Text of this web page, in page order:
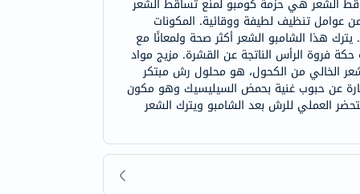
الكحول 125 مل، العبوة الترويجية المضادة لتساقط الشعر هي حزمة كومبو لمنع تساقط الشعر
عوامل تنظيف لطيفة ووقائية. المكونات
دون إرهاق شعرك. يترك هذا الشامبو الشعر أكثر صحة ولمعانًا مع
فروة الرأس الناتجة عن القشرة. مزيج مواد
الخالي من الكحول، هو محلول رش مبتكر
عن حبوب غنية بحمض السيليسيك وهو مكون
العملي للرش بعد الشامبو ويترك الشعر